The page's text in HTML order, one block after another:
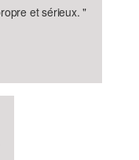
et sérieux."